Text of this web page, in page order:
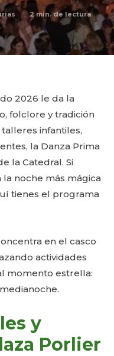
2min. de lectura
2026 le da la
folclore y tradición
infantiles,
la Danza Prima
la Catedral. Si
noche más mágica
tienes el programa
en el casco
actividades
momento estrella:
y
Porlier